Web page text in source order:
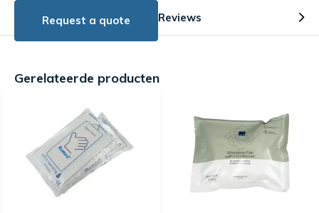
Request a quote Reviews
Gerelateerde producten